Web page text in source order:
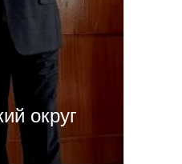
округ